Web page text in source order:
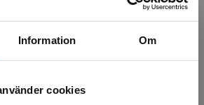
Information Om
cookies
är en av bokens redaktörer och
kraft i arbetet med boken.